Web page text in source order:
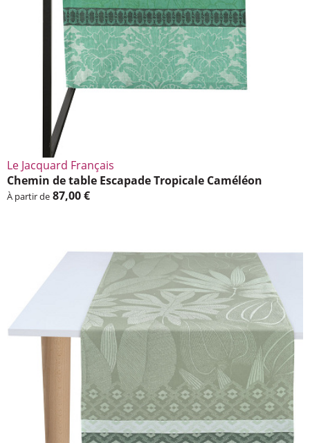
Le Jacquard Français
Chemin de table Esca­pade Tropi­cale Camé­léon
À partir de 87,00 €